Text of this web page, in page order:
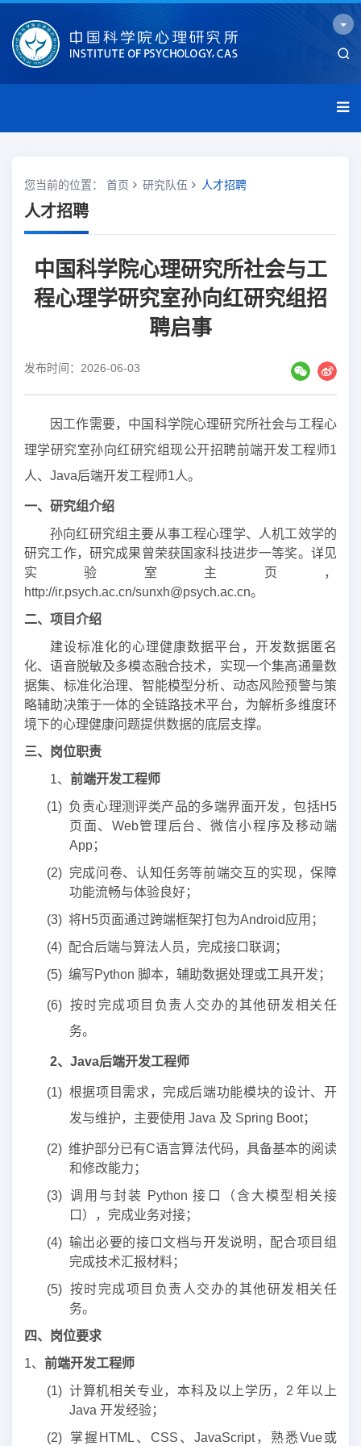
您当前的位置： 首页 研究队伍 人才招聘
人才招聘
中国科学院心理研究所社会与工
程心理学研究室孙向红研究组招
聘启事
发布时间：2026-06-03
因工作需要，中国科学院心理研究所社会与工程心
理学研究室孙向红研究组现公开招聘前端开发工程师1
人、Java后端开发工程师1人。
一、研究组介绍
孙向红研究组主要从事工程心理学、人机工效学的
研究工作，研究成果曾荣获国家科技进步一等奖。详见
实验室主页，
http://ir.psych.ac.cn/sunxh@psych.ac.cn。
二、项目介绍
建设标准化的心理健康数据平台，开发数据匿名
化、语音脱敏及多模态融合技术，实现一个集高通量数
据集、标准化治理、智能模型分析、动态风险预警与策
略辅助决策于一体的全链路技术平台，为解析多维度环
境下的心理健康问题提供数据的底层支撑。
三、
岗位职责
1、 前端开发工程师
(1) 负责心理测评类产品的多端界面开发，包括H5
页面、Web管理后台、微信小程序及移动端
App；
(2) 完成问卷、认知任务等前端交互的实现，保障
功能流畅与体验良好；
(3) 将H5页面通过跨端框架打包为Android应用；
(4) 配合后端与算法人员，完成接口联调；
(5) 编写Python 脚本，辅助数据处理或工具开发；
(6) 按时完成项目负责人交办的其他研发相关任
务。
2、Java后端开发工程师
(1) 根据项目需求，完成后端功能模块的设计、开
发与维护，主要使用 Java 及 Spring Boot；
(2) 维护部分已有C语言算法代码，具备基本的阅读
和修改能力；
(3) 调用与封装 Python 接口（含大模型相关接
口），完成业务对接；
(4) 输出必要的接口文档与开发说明，配合项目组
完成技术汇报材料；
(5) 按时完成项目负责人交办的其他研发相关任
务。
四、岗位要求
1、 前端开发工程师
(1) 计算机相关专业，本科及以上学历，2 年以上
Java 开发经验；
(2) 掌握HTML、CSS、JavaScript，熟悉Vue或